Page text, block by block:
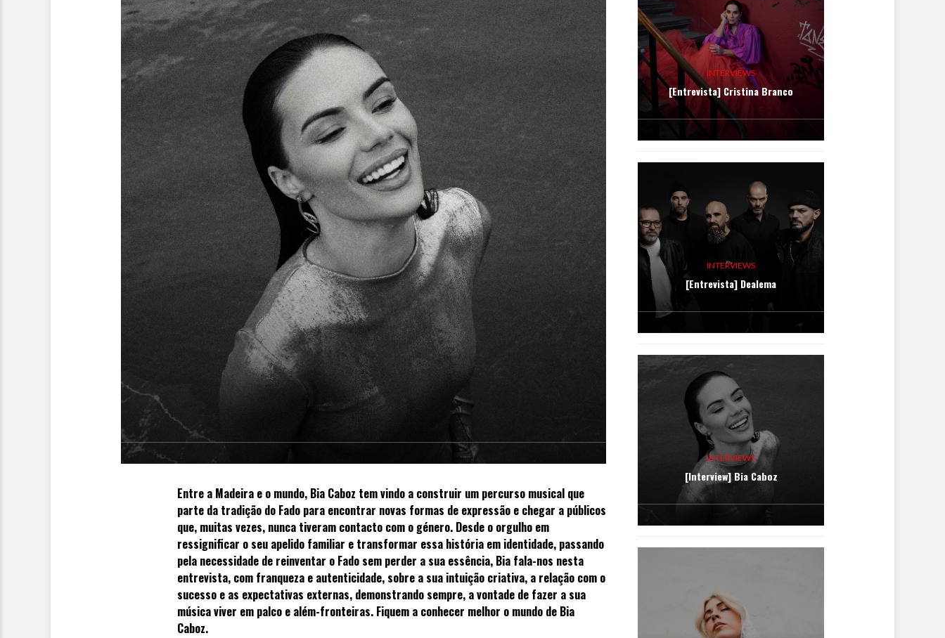
Entre a Madeira e o mundo, Bia Caboz tem vindo a construir um percurso musical que
parte da tradição do Fado para encontrar novas formas de expressão e chegar a públicos
que, muitas vezes, nunca tiveram contacto com o género. Desde o orgulho em
ressignificar o seu apelido familiar e transformar essa história em identidade, passando
pela necessidade de reinventar o Fado sem perder a sua essência, Bia fala-nos nesta
entrevista, com franqueza e autenticidade, sobre a sua intuição criativa, a relação com o
sucesso e as expectativas externas, demonstrando sempre, a vontade de fazer a sua
música viver em palco e além-fronteiras. Fiquem a conhecer melhor o mundo de Bia
Caboz.
INTERVIEWS
[Entrevista] Cristina Branco
INTERVIEWS
[Entrevista] Dealema
INTERVIEWS
[Interview] Bia Caboz